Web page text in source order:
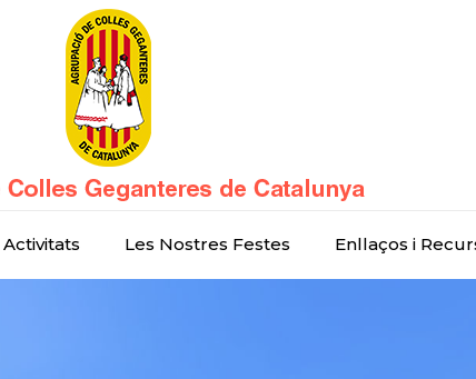
Activitats Les Nostres Festes Enllaços i